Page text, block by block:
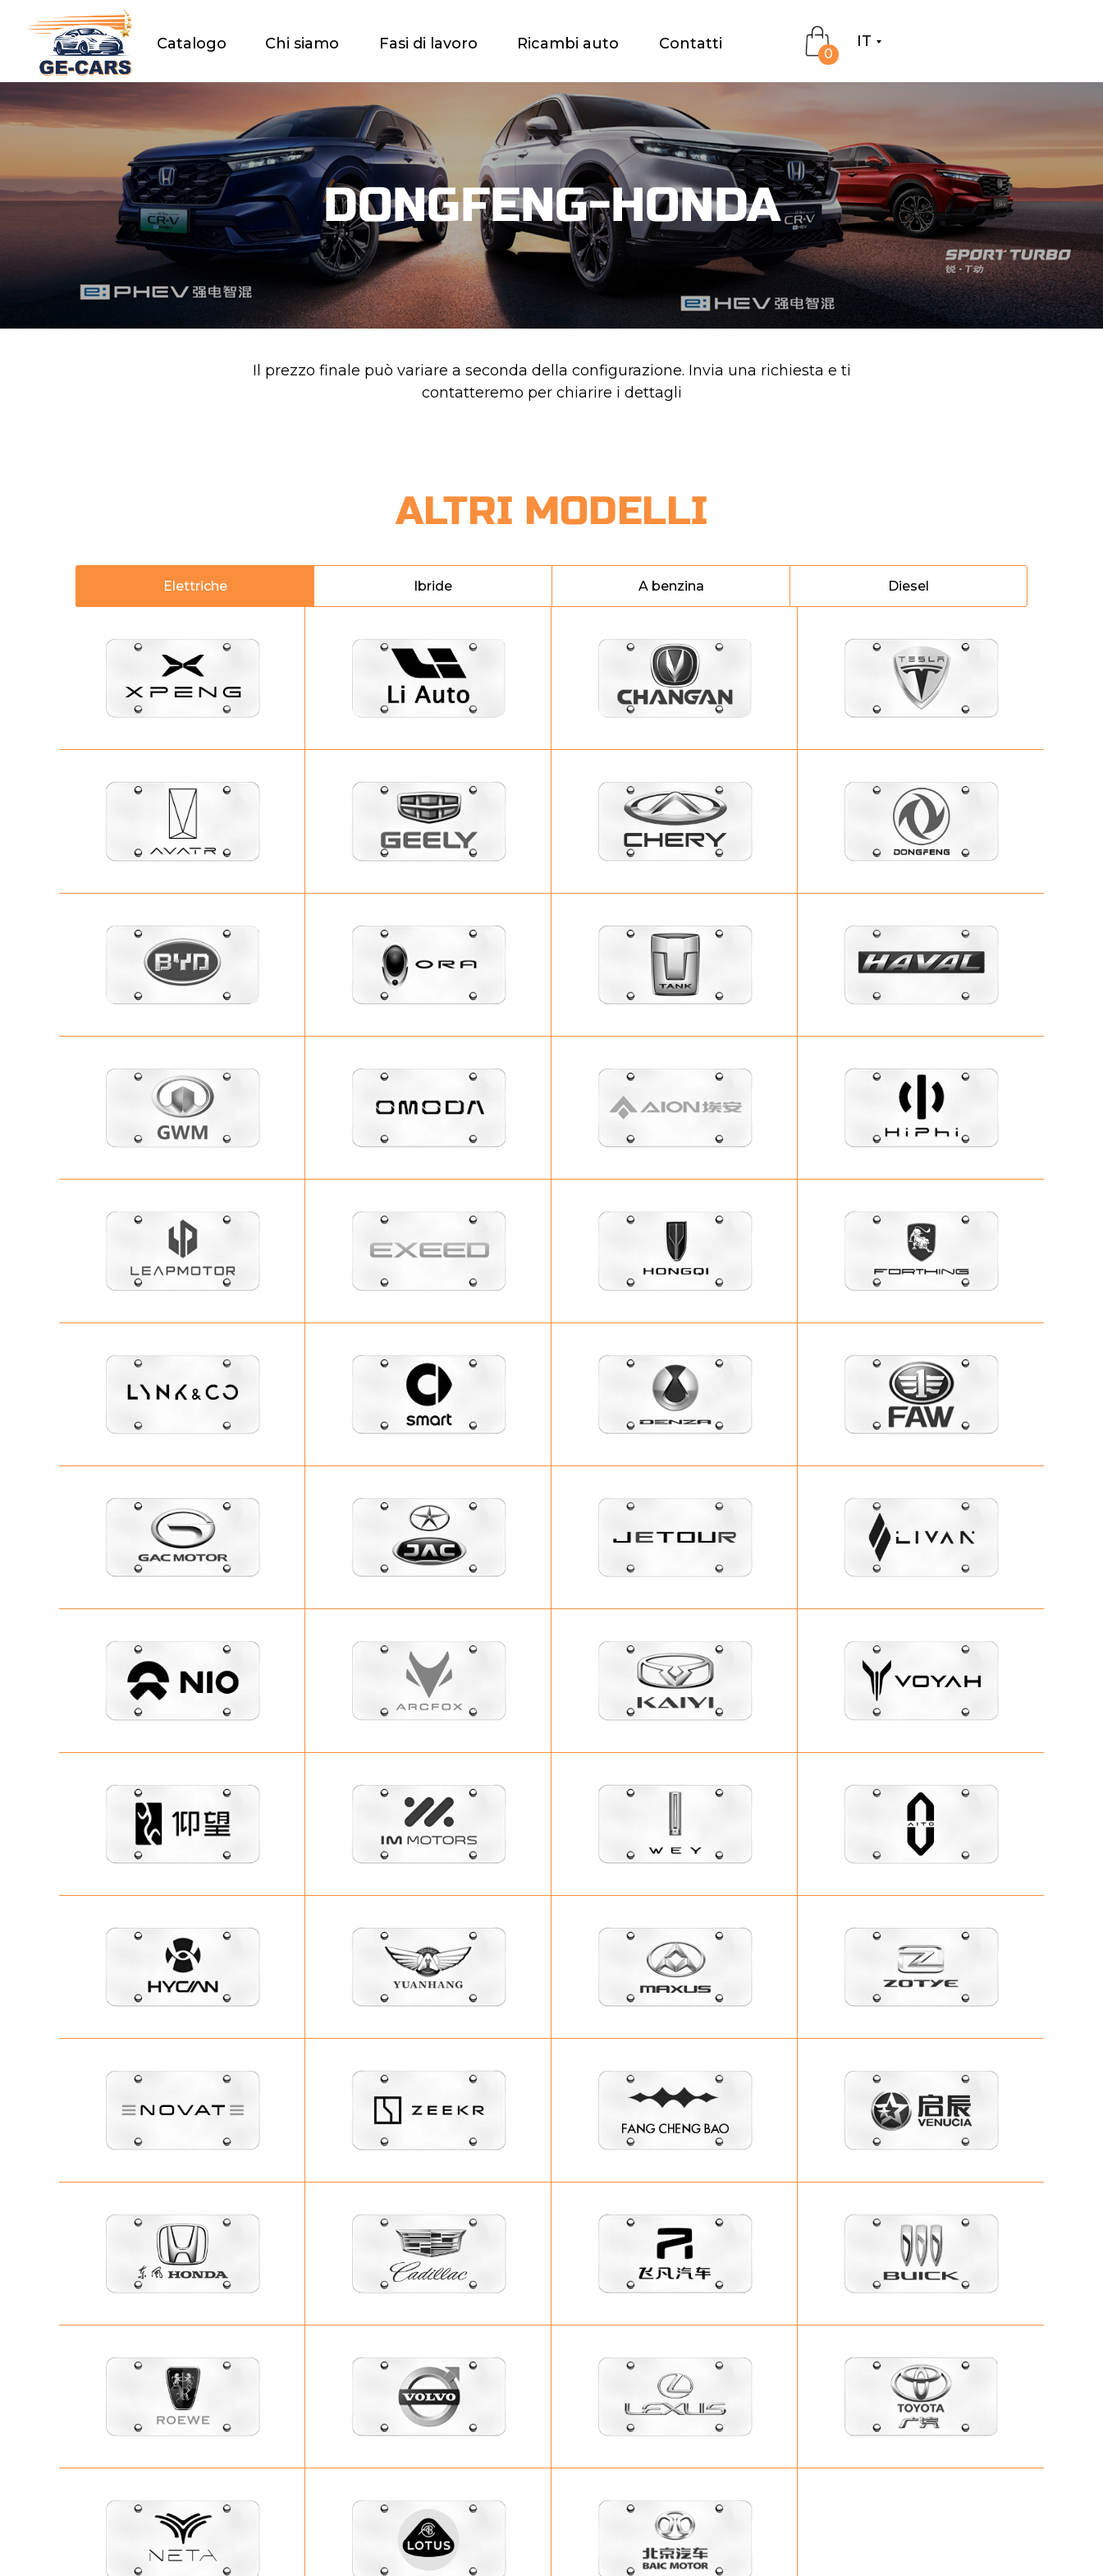
IT
Catalogo Chi siamo Ricambi auto
Fasi di lavoro Contatti
0
DONGFENG-HONDA
Il prezzo finale può variare a seconda della configurazione. Invia una richiesta e ti
contatteremo per chiarire i dettagli
ALTRI MODELLI
Elettriche Ibride A benzina Diesel